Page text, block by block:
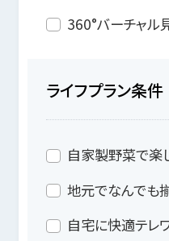
360°バーチャル
ライフプラン条件
自家製野菜で楽
地元でなんでも
自宅に快適テレ